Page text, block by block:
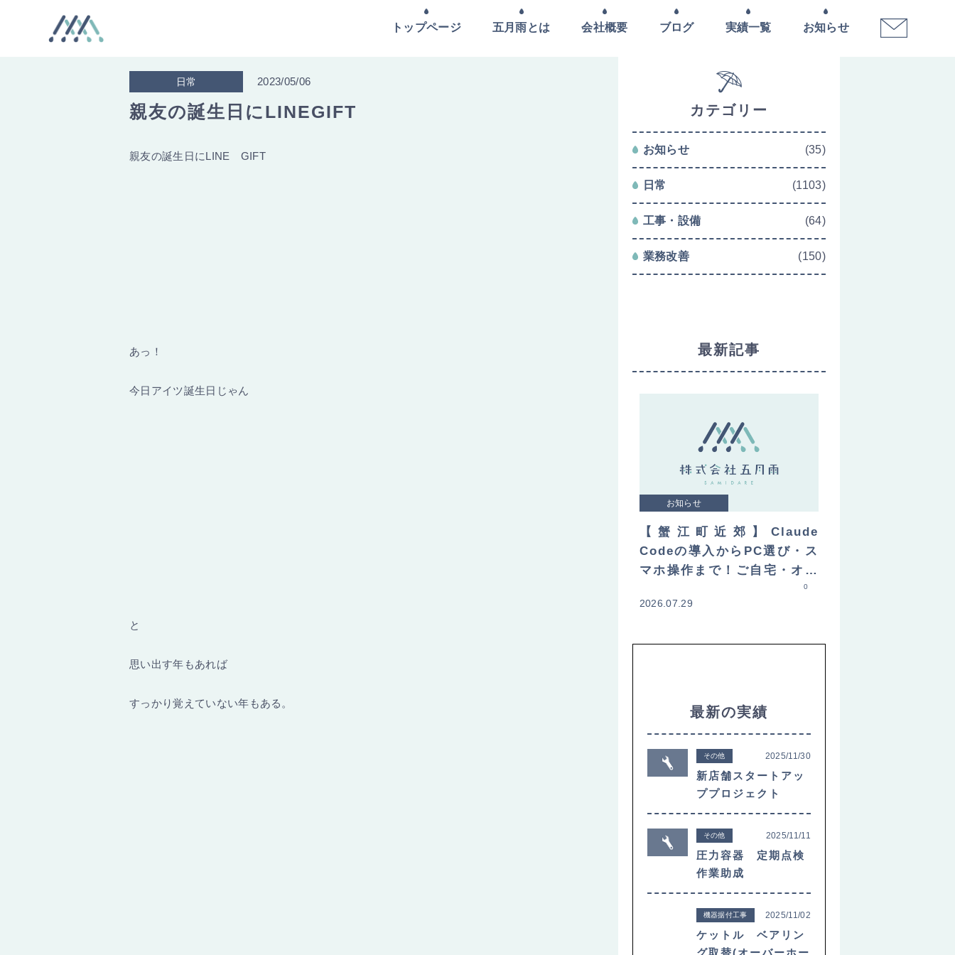
トップページ 五月雨とは 会社概要 ブログ 実績一覧 お知らせ
日常 2023/05/06
親友の誕生日にLINEGIFT
親友の誕生日にLINE GIFT
あっ！
今日アイツ誕生日じゃん
と
思い出す年もあれば
すっかり覚えていない年もある。
カテゴリー
お知らせ (35)
日常 (1103)
工事・設備 (64)
業務改善 (150)
最新記事
お知らせ
【蟹江町近郊】Claude
Codeの導入からPC選び・ス
マホ操作まで！ご自宅・オフ
ィスへ直接訪問してレクチャ
ーします
2026.07.29
0
最新の実績
その他 2025/11/30
新店舗スタートアッ
ププロジェクト
その他 2025/11/11
圧力容器 定期点検
作業助成
機器据付工事 2025/11/02
ケットル ベアリン